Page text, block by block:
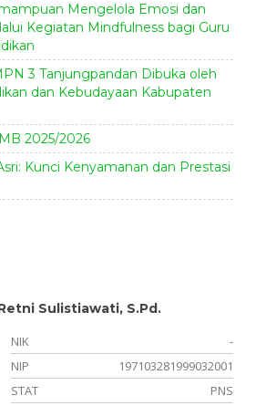
Mengelola Emosi dan
Kegiatan Mindfulness bagi Guru
3 Tanjungpandan Dibuka oleh
dan Kebudayaan Kabupaten
2025/2026
Kunci Kenyamanan dan Prestasi
Sulistiawati, S.Pd.
NIK
-
NIP
197103281999032001
STAT
PNS